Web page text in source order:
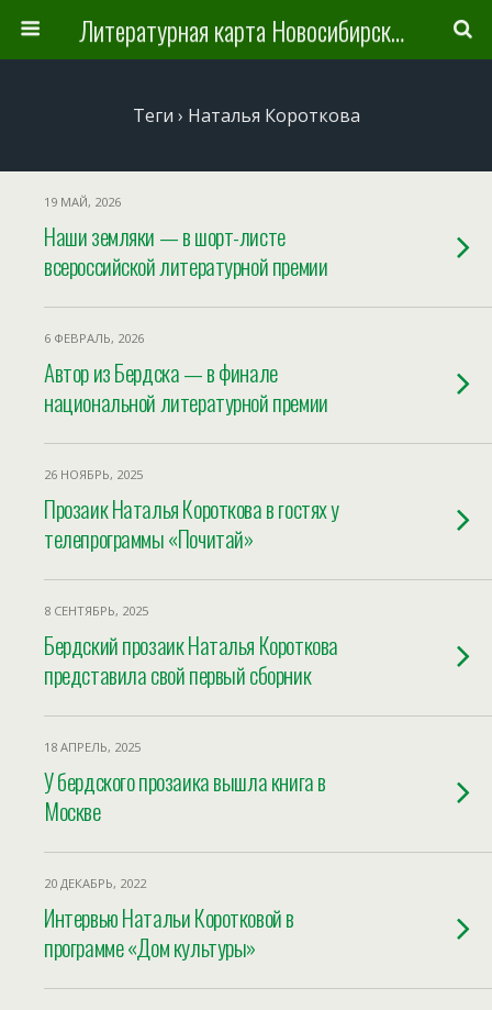
Литературная карта Новосибирска и Новосибирской области
Теги › Наталья Короткова
19 МАЙ, 2026
Наши земляки — в шорт-листе
всероссийской литературной премии
6 ФЕВРАЛЬ, 2026
Автор из Бердска — в финале
национальной литературной премии
26 НОЯБРЬ, 2025
Прозаик Наталья Короткова в гостях у
телепрограммы «Почитай»
8 СЕНТЯБРЬ, 2025
Бердский прозаик Наталья Короткова
представила свой первый сборник
18 АПРЕЛЬ, 2025
У бердского прозаика вышла книга в
Москве
20 ДЕКАБРЬ, 2022
Интервью Натальи Коротковой в
программе «Дом культуры»